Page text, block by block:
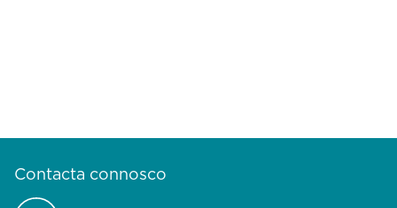
Contacta connosco